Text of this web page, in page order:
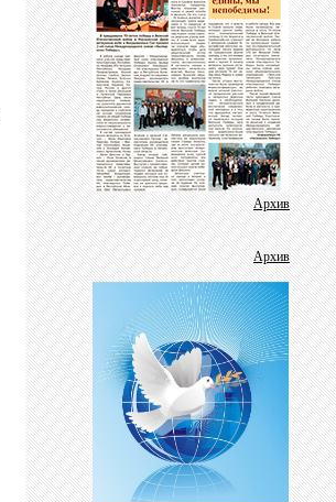
Аудиоролики
Видеогалерея
Пресс-релизы
Школа журналистики
В помощь защитнику отечества
Методичка
Социальные ролики
Аналитика
Архив
Архив